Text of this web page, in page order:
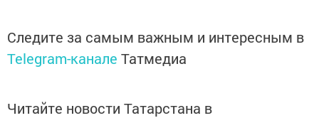
Следите за самым важным и интересным в
Telegram-канале Татмедиа
Читайте новости Татарстана в